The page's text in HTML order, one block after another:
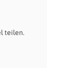
teilen.